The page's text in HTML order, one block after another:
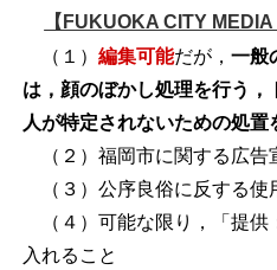
【FUKUOKA CITY MEDIA
（１）編集可能だが，一般
は，顔のぼかし処理を行う
人が特定されないための処置
（２）福岡市に関する広告
（３）公序良俗に反する使
（４）可能な限り，「提供
入れること